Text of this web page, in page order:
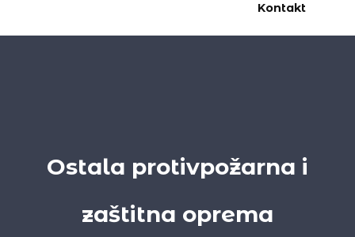
Kontakt
Ostala protivpožarna i
zaštitna oprema